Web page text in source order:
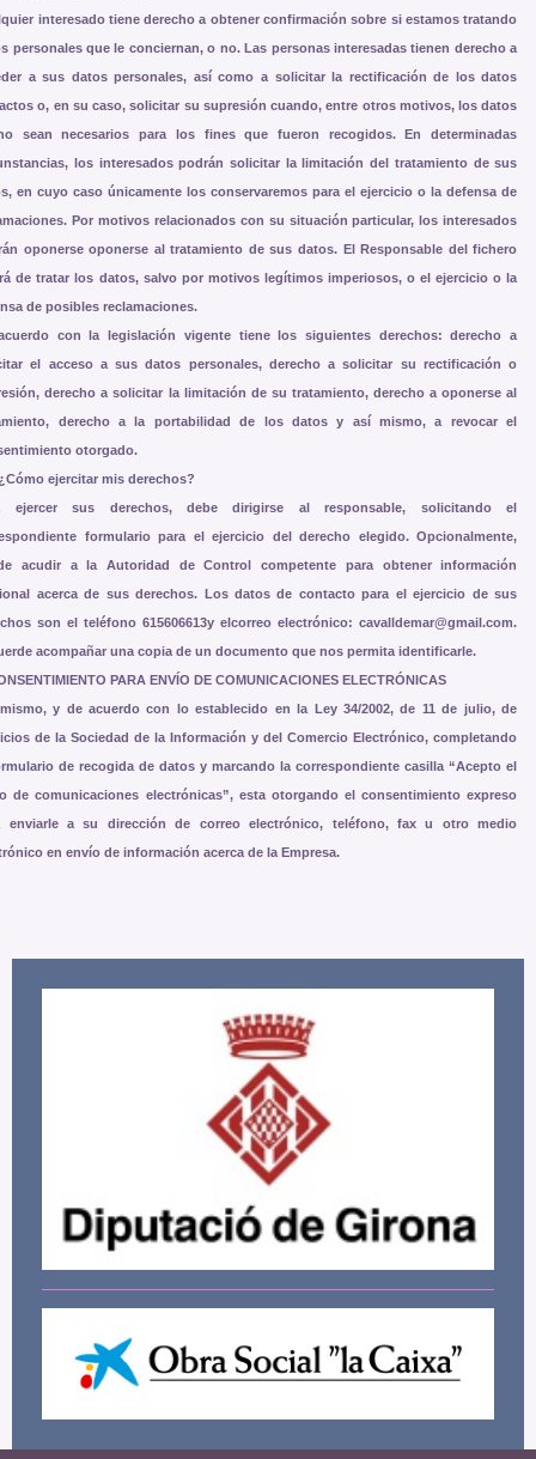
interesado tiene derecho a obtener confirmación sobre si estamos tratando
personales que le conciernan, o no. Las personas interesadas tienen derecho a
a sus datos personales, así como a solicitar la rectificación de los datos
o, en su caso, solicitar su supresión cuando, entre otros motivos, los datos
sean necesarios para los fines que fueron recogidos. En determinadas
los interesados podrán solicitar la limitación del tratamiento de sus
en cuyo caso únicamente los conservaremos para el ejercicio o la defensa de
Por motivos relacionados con su situación particular, los interesados
oponerse oponerse al tratamiento de sus datos. El Responsable del fichero
de tratar los datos, salvo por motivos legítimos imperiosos, o el ejercicio o la
de posibles reclamaciones.
con la legislación vigente tiene los siguientes derechos: derecho a
el acceso a sus datos personales, derecho a solicitar su rectificación o
derecho a solicitar la limitación de su tratamiento, derecho a oponerse al
derecho a la portabilidad de los datos y así mismo, a revocar el
otorgado.
ejercitar mis derechos?
ejercer sus derechos, debe dirigirse al responsable, solicitando el
formulario para el ejercicio del derecho elegido. Opcionalmente,
acudir a la Autoridad de Control competente para obtener información
acerca de sus derechos. Los datos de contacto para el ejercicio de sus
son el teléfono615606613y elcorreo electrónico:cavalldemar@gmail.com.
acompañar una copia de un documento que nos permita identificarle.
PARA ENVÍO DE COMUNICACIONES ELECTRÓNICAS
y de acuerdo con lo establecido en la Ley 34/2002, de 11 de julio, de
de la Sociedad de la Información y del Comercio Electrónico, completando
de recogida de datos y marcando la correspondiente casilla “Acepto el
de comunicaciones electrónicas”, esta otorgando el consentimiento expreso
enviarle a su dirección de correo electrónico, teléfono, fax u otro medio
en envío de información acerca de la Empresa.